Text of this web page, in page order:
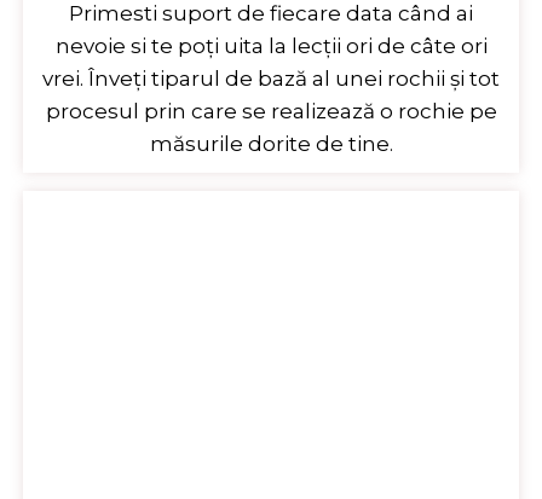
Primesti suport de fiecare data când ai
nevoie si te poți uita la lecții ori de câte ori
vrei. Înveți tiparul de bază al unei rochii și tot
procesul prin care se realizează o rochie pe
măsurile dorite de tine.